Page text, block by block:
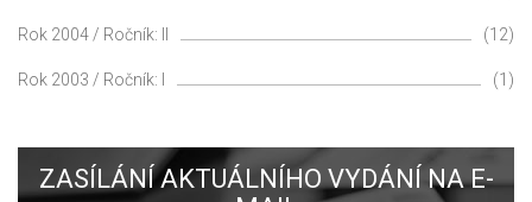
Rok 2004 / Ročník: II (12)
Rok 2003 / Ročník: I (1)
ZASÍLÁNÍ AKTUÁLNÍHO VYDÁNÍ NA E-